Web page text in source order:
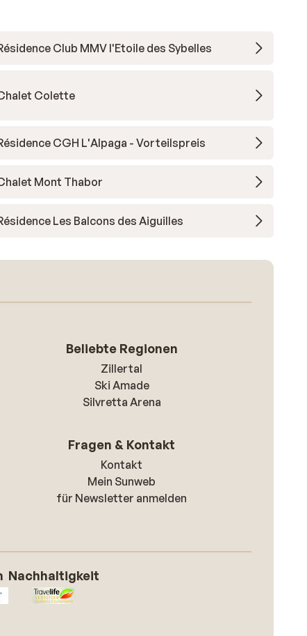
Club MMV l'Etoile des Sybelles
Colette
CGH L'Alpaga - Vorteilspreis
Mont Thabor
Les Balcons des Aiguilles
Beliebte Regionen
Zillertal
Ski Amade
Silvretta Arena
Fragen & Kontakt
Kontakt
Mein Sunweb
für Newsletter anmelden
Nachhaltigkeit